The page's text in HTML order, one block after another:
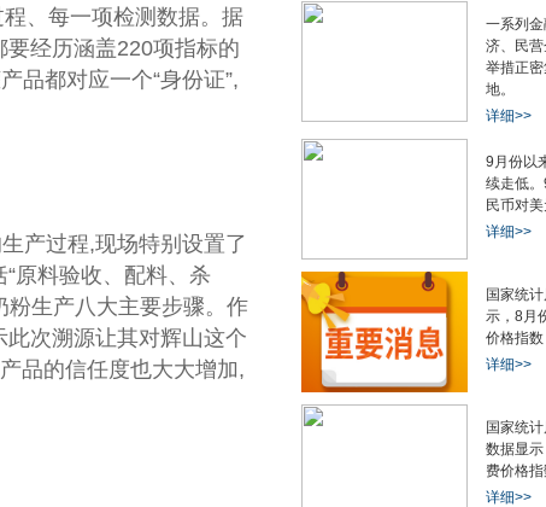
、每一项检测数据。据
经历涵盖220项指标的
品都对应一个“身份证”,
产过程,现场特别设置了
原料验收、配料、杀
粉生产八大主要步骤。作
次溯源让其对辉山这个
品的信任度也大大增加,
一系列
济、民
举措正
地。
详细>>
9月份以
续走低
民币对
详细>>
国家统
示，8月
价格指
详细>>
国家统
数据显
费价格
详细>>